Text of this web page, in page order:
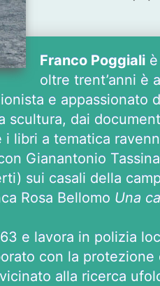
Franco Poggiali
oltre trent’anni è
e appassionato
scultura, dai
libri a tematica
Gianantonio
sui casali della
Rosa Bellomo Una
e lavora in polizia
con la
alla ricerca